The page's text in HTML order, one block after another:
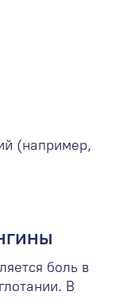
(например,
боль в
В